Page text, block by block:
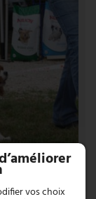
vos choix